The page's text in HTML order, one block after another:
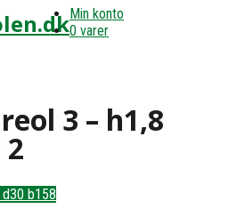
Min konto
0 varer
3 – h1,8
2
b158